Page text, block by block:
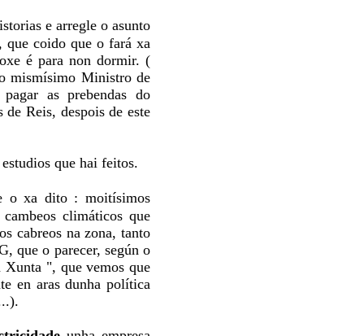
e arregle o asunto
que coido que o fará xa
é para non dormir. (
mismísimo Ministro de
as prebendas do
Reis, despois de este
que hai feitos.
o xa dito : moitísimos
climáticos que
cabreos na zona, tanto
que o parecer, según o
Xunta ", que vemos que
en aras dunha política